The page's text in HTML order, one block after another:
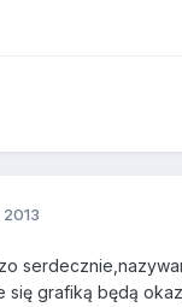
się grafiką będą